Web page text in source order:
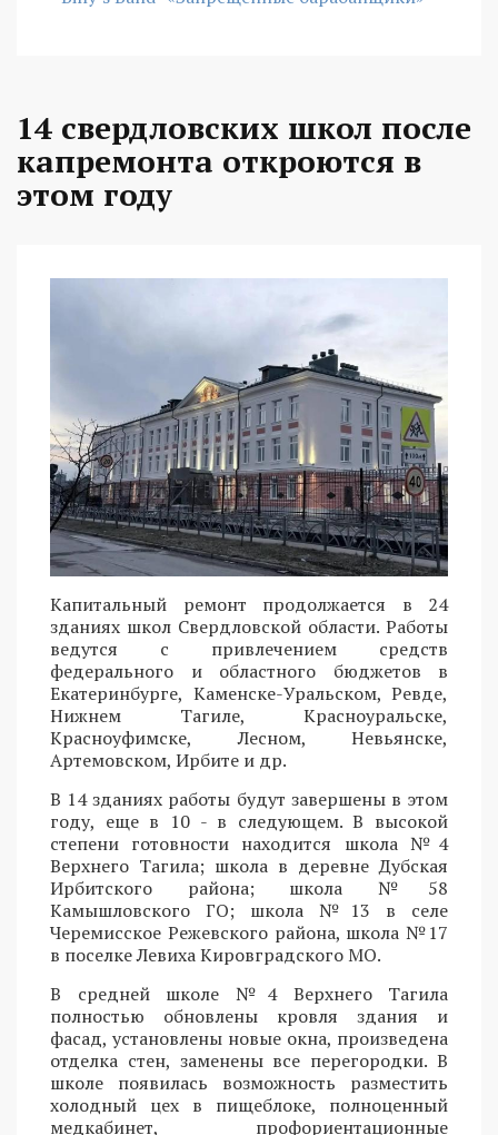
14 свердловских школ после
капремонта откроются в
этом году
Капитальный ремонт продолжается в 24
зданиях школ Свердловской области. Работы
ведутся с привлечением средств
федерального и областного бюджетов в
Екатеринбурге, Каменске-Уральском, Ревде,
Нижнем Тагиле, Красноуральске,
Красноуфимске, Лесном, Невьянске,
Артемовском, Ирбите и др.
В 14 зданиях работы будут завершены в этом
году, еще в 10 - в следующем. В высокой
степени готовности находится школа №4
Верхнего Тагила; школа в деревне Дубская
Ирбитского района; школа №58
Камышловского ГО; школа №13 в селе
Черемисское Режевского района, школа №17
в поселке Левиха Кировградского МО.
В средней школе №4 Верхнего Тагила
полностью обновлены кровля здания и
фасад, установлены новые окна, произведена
отделка стен, заменены все перегородки. В
школе появилась возможность разместить
холодный цех в пищеблоке, полноценный
медкабинет, профориентационные